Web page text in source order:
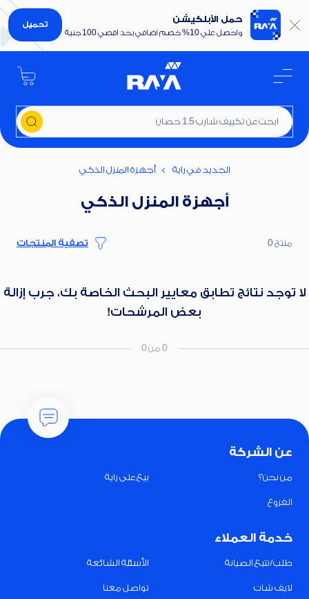
حمل الأبلكيشن
واحصل علي 10% خصم اضافي بحد اقصي 100 جنية
تحميل
ابحث عن تكييف شارب 1.5 حصان
الجديد في راية أجهزة المنزل الذكي
أجهزة المنزل الذكي
منتج 0 تصفية المنتجات
لا توجد نتائج تطابق معايير البحث الخاصة بك، جرب إزالة
بعض المرشحات!
0 من 0
عن الشركة
من نحن؟ بيع على راية
الفروع
خدمة العملاء
طلب/تتبع الصيانة الأسئلة الشائعة
لايف شات تواصل معنا